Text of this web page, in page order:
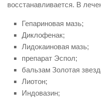
восстанавливается. В
Гепариновая мазь;
Диклофенак;
Лидокаиновая мазь;
препарат Эспол;
бальзам Золотая
Лиотон;
Индовазин;